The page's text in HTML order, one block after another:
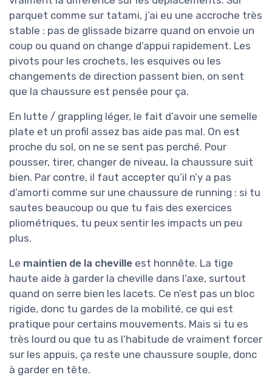
parquet comme sur tatami, j’ai eu une accroche très
stable : pas de glissade bizarre quand on envoie un
coup ou quand on change d’appui rapidement. Les
pivots pour les crochets, les esquives ou les
changements de direction passent bien, on sent
que la chaussure est pensée pour ça.
En lutte / grappling léger, le fait d’avoir une semelle
plate et un profil assez bas aide pas mal. On est
proche du sol, on ne se sent pas perché. Pour
pousser, tirer, changer de niveau, la chaussure suit
bien. Par contre, il faut accepter qu’il n’y a pas
d’amorti comme sur une chaussure de running : si tu
sautes beaucoup ou que tu fais des exercices
pliométriques, tu peux sentir les impacts un peu
plus.
Le maintien de la cheville est honnête. La tige
haute aide à garder la cheville dans l’axe, surtout
quand on serre bien les lacets. Ce n’est pas un bloc
rigide, donc tu gardes de la mobilité, ce qui est
pratique pour certains mouvements. Mais si tu es
très lourd ou que tu as l’habitude de vraiment forcer
sur les appuis, ça reste une chaussure souple, donc
à garder en tête.